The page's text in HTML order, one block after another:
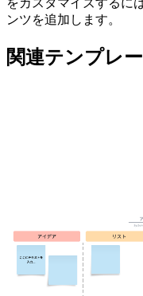
をカスタマイズするに
ンツを追加します。
関連テンプレ